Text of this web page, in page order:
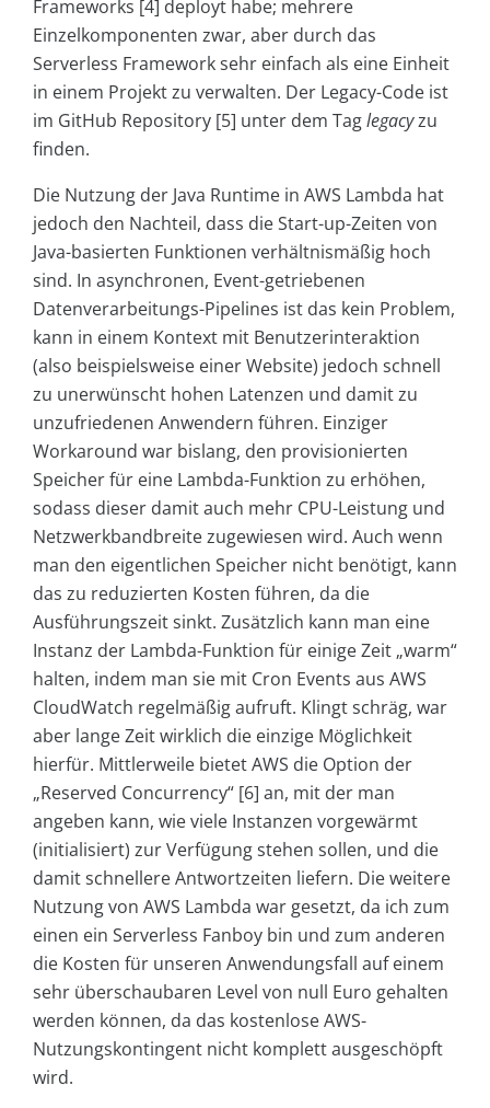
Frameworks [4] deployt habe; mehrere
Einzelkomponenten zwar, aber durch das
Serverless Framework sehr einfach als eine Einheit
in einem Projekt zu verwalten. Der Legacy-Code ist
im GitHub Repository [5] unter dem Taglegacyzu
finden.
Die Nutzung der Java Runtime in AWS Lambda hat
jedoch den Nachteil, dass die Start-up-Zeiten von
Java-basierten Funktionen verhältnismäßig hoch
sind. In asynchronen, Event-getriebenen
Datenverarbeitungs-Pipelines ist das kein Problem,
kann in einem Kontext mit Benutzerinteraktion
(also beispielsweise einer Website) jedoch schnell
zu unerwünscht hohen Latenzen und damit zu
unzufriedenen Anwendern führen. Einziger
Workaround war bislang, den provisionierten
Speicher für eine Lambda-Funktion zu erhöhen,
sodass dieser damit auch mehr CPU-Leistung und
Netzwerkbandbreite zugewiesen wird. Auch wenn
man den eigentlichen Speicher nicht benötigt, kann
das zu reduzierten Kosten führen, da die
Ausführungszeit sinkt. Zusätzlich kann man eine
Instanz der Lambda-Funktion für einige Zeit „warm“
halten, indem man sie mit Cron Events aus AWS
CloudWatch regelmäßig aufruft. Klingt schräg, war
aber lange Zeit wirklich die einzige Möglichkeit
hierfür. Mittlerweile bietet AWS die Option der
„Reserved Concurrency“ [6] an, mit der man
angeben kann, wie viele Instanzen vorgewärmt
(initialisiert) zur Verfügung stehen sollen, und die
damit schnellere Antwortzeiten liefern. Die weitere
Nutzung von AWS Lambda war gesetzt, da ich zum
einen ein Serverless Fanboy bin und zum anderen
die Kosten für unseren Anwendungsfall auf einem
sehr überschaubaren Level von null Euro gehalten
werden können, da das kostenlose AWS-
Nutzungskontingent nicht komplett ausgeschöpft
wird.